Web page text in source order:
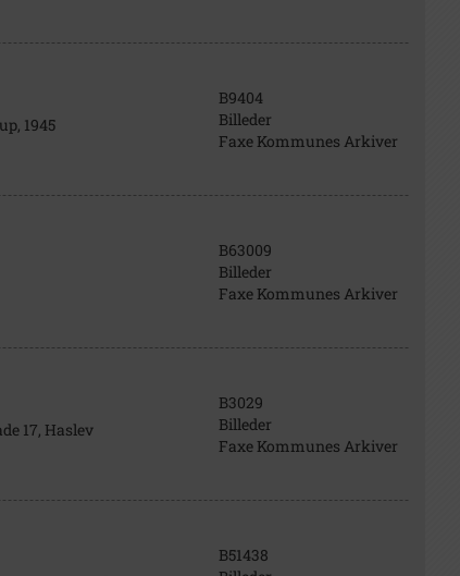
1945
B9404
Billeder
Faxe Kommunes Arkiver
B63009
Billeder
Faxe Kommunes Arkiver
17, Haslev
B3029
Billeder
Faxe Kommunes Arkiver
B51438